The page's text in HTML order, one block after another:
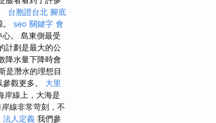
台胞證台北 腳底
seo 關鍵字 會
。 島東側最受
計劃是最大的公
降水量下降時會
是潛水的理想目
觀更多。 大里
岸線上，大海是
線非常苛刻，不
法人定義 我們參